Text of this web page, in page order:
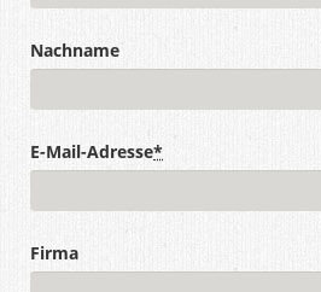
Nachname
E-Mail-Adresse*
Firma